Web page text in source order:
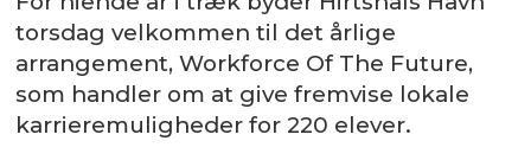
torsdag velkommen til det årlige
arrangement, Workforce Of The Future,
som handler om at give fremvise lokale
karrieremuligheder for 220 elever.